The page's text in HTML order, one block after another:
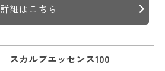
詳細はこちら
スカルプエッセンス100